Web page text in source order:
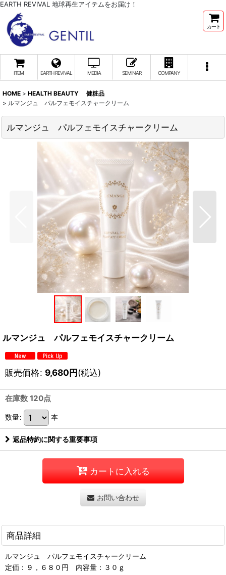
EARTH REVIVAL 地球再生アイテムをお届け！
カート
ITEM EARTH REVIVAL MEDIA SEMINAR COMPANY
HOME > HEALTH BEAUTY 健粧品
> ルマンジュ パルフェモイスチャークリーム
ルマンジュ パルフェモイスチャークリーム
ルマンジュ パルフェモイスチャークリーム
販売価格: 9,680円(税込)
在庫数 120点
数量: 本
返品特約に関する重要事項
カートに入れる
お問い合わせ
商品詳細
ルマンジュ パルフェモイスチャークリーム
定価：９，６８０円 内容量：３０ｇ